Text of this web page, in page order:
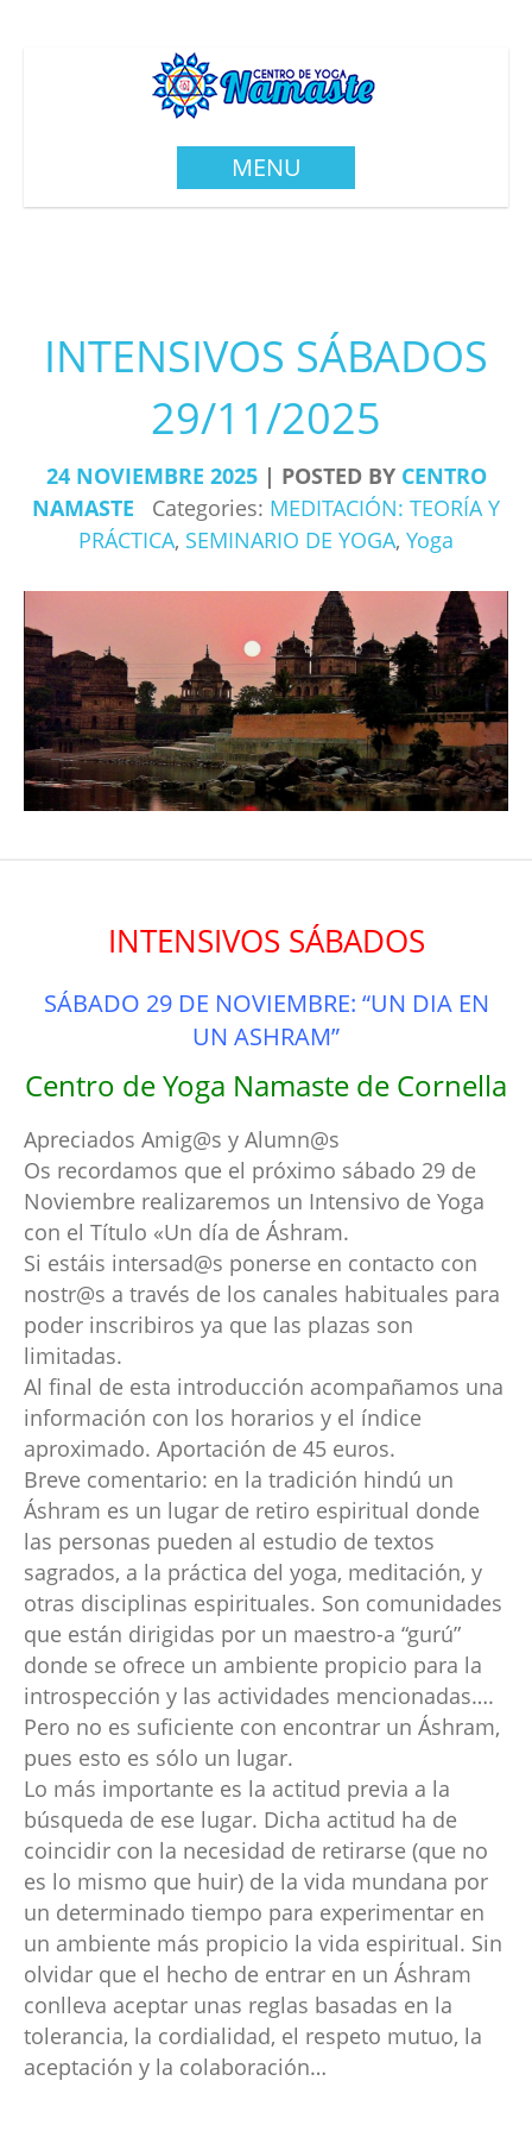
MENU
INTENSIVOS SÁBADOS
29/11/2025
24 NOVIEMBRE 2025 POSTED BY CENTRO
NAMASTE
Categories: MEDITACIÓN: TEORÍA Y
PRÁCTICA, SEMINARIO DE YOGA, Yoga
INTENSIVOS SÁBADOS
SÁBADO 29 DE NOVIEMBRE: “UN DIA EN
UN ASHRAM”
Centro de Yoga Namaste de Cornella
Apreciados Amig@s y Alumn@s
Os recordamos que el próximo sábado 29 de
Noviembre realizaremos un Intensivo de Yoga
con el Título «Un día de Áshram.
Si estáis intersad@s ponerse en contacto con
nostr@s a través de los canales habituales para
poder inscribiros ya que las plazas son
limitadas.
Al final de esta introducción acompañamos una
información con los horarios y el índice
aproximado. Aportación de 45 euros.
Breve comentario: en la tradición hindú un
Áshram es un lugar de retiro espiritual donde
las personas pueden al estudio de textos
sagrados, a la práctica del yoga, meditación, y
otras disciplinas espirituales. Son comunidades
que están dirigidas por un maestro-a “gurú”
donde se ofrece un ambiente propicio para la
introspección y las actividades mencionadas….
Pero no es suficiente con encontrar un Áshram,
pues esto es sólo un lugar.
Lo más importante es la actitud previa a la
búsqueda de ese lugar. Dicha actitud ha de
coincidir con la necesidad de retirarse (que no
es lo mismo que huir) de la vida mundana por
un determinado tiempo para experimentar en
un ambiente más propicio la vida espiritual. Sin
olvidar que el hecho de entrar en un Áshram
conlleva aceptar unas reglas basadas en la
tolerancia, la cordialidad, el respeto mutuo, la
aceptación y la colaboración…